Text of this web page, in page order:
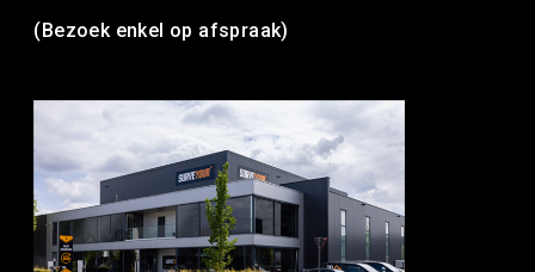
(Bezoek enkel op afspraak)